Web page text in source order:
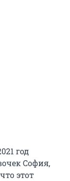
год
София,
этот